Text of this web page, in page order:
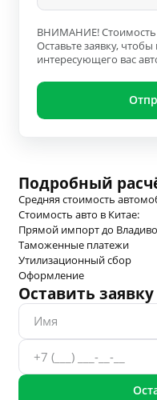
ВНИМАНИЕ! Стоимость
Оставьте заявку,
интересующего вас
Подробный
Средняя стоимость
Стоимость авто в Китае:
Прямой импорт до
Таможенные платежи
Утилизационный сбор
Оформление
Оставить заявку